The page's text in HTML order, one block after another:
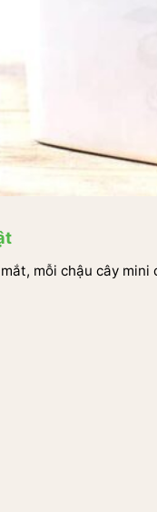
mỗi chậu cây